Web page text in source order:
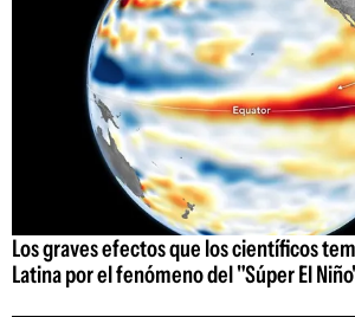
Los graves efectos que los científicos
Latina por el fenómeno del "Súper El